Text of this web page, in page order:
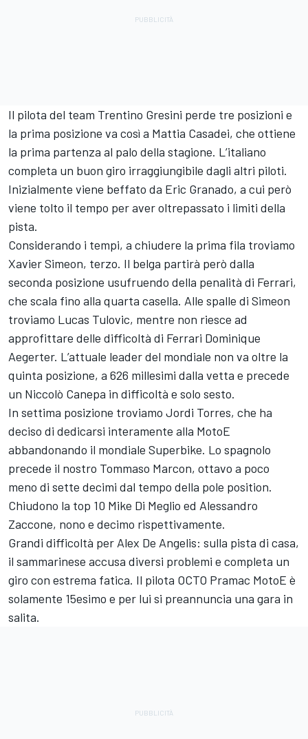
Il pilota del team Trentino Gresini perde tre posizioni e
la prima posizione va così a Mattia Casadei, che ottiene
la prima partenza al palo della stagione. L’italiano
completa un buon giro irraggiungibile dagli altri piloti.
Inizialmente viene beffato da Eric Granado, a cui però
viene tolto il tempo per aver oltrepassato i limiti della
pista.
Considerando i tempi, a chiudere la prima fila troviamo
Xavier Simeon, terzo. Il belga partirà però dalla
seconda posizione usufruendo della penalità di Ferrari,
che scala fino alla quarta casella. Alle spalle di Simeon
troviamo Lucas Tulovic, mentre non riesce ad
approfittare delle difficoltà di Ferrari Dominique
Aegerter. L’attuale leader del mondiale non va oltre la
quinta posizione, a 626 millesimi dalla vetta e precede
un Niccolò Canepa in difficoltà e solo sesto.
In settima posizione troviamo Jordi Torres, che ha
deciso di dedicarsi interamente alla MotoE
abbandonando il mondiale Superbike. Lo spagnolo
precede il nostro Tommaso Marcon, ottavo a poco
meno di sette decimi dal tempo della pole position.
Chiudono la top 10 Mike Di Meglio ed Alessandro
Zaccone, nono e decimo rispettivamente.
Grandi difficoltà per Alex De Angelis: sulla pista di casa,
il sammarinese accusa diversi problemi e completa un
giro con estrema fatica. Il pilota OCTO Pramac MotoE è
solamente 15esimo e per lui si preannuncia una gara in
salita.